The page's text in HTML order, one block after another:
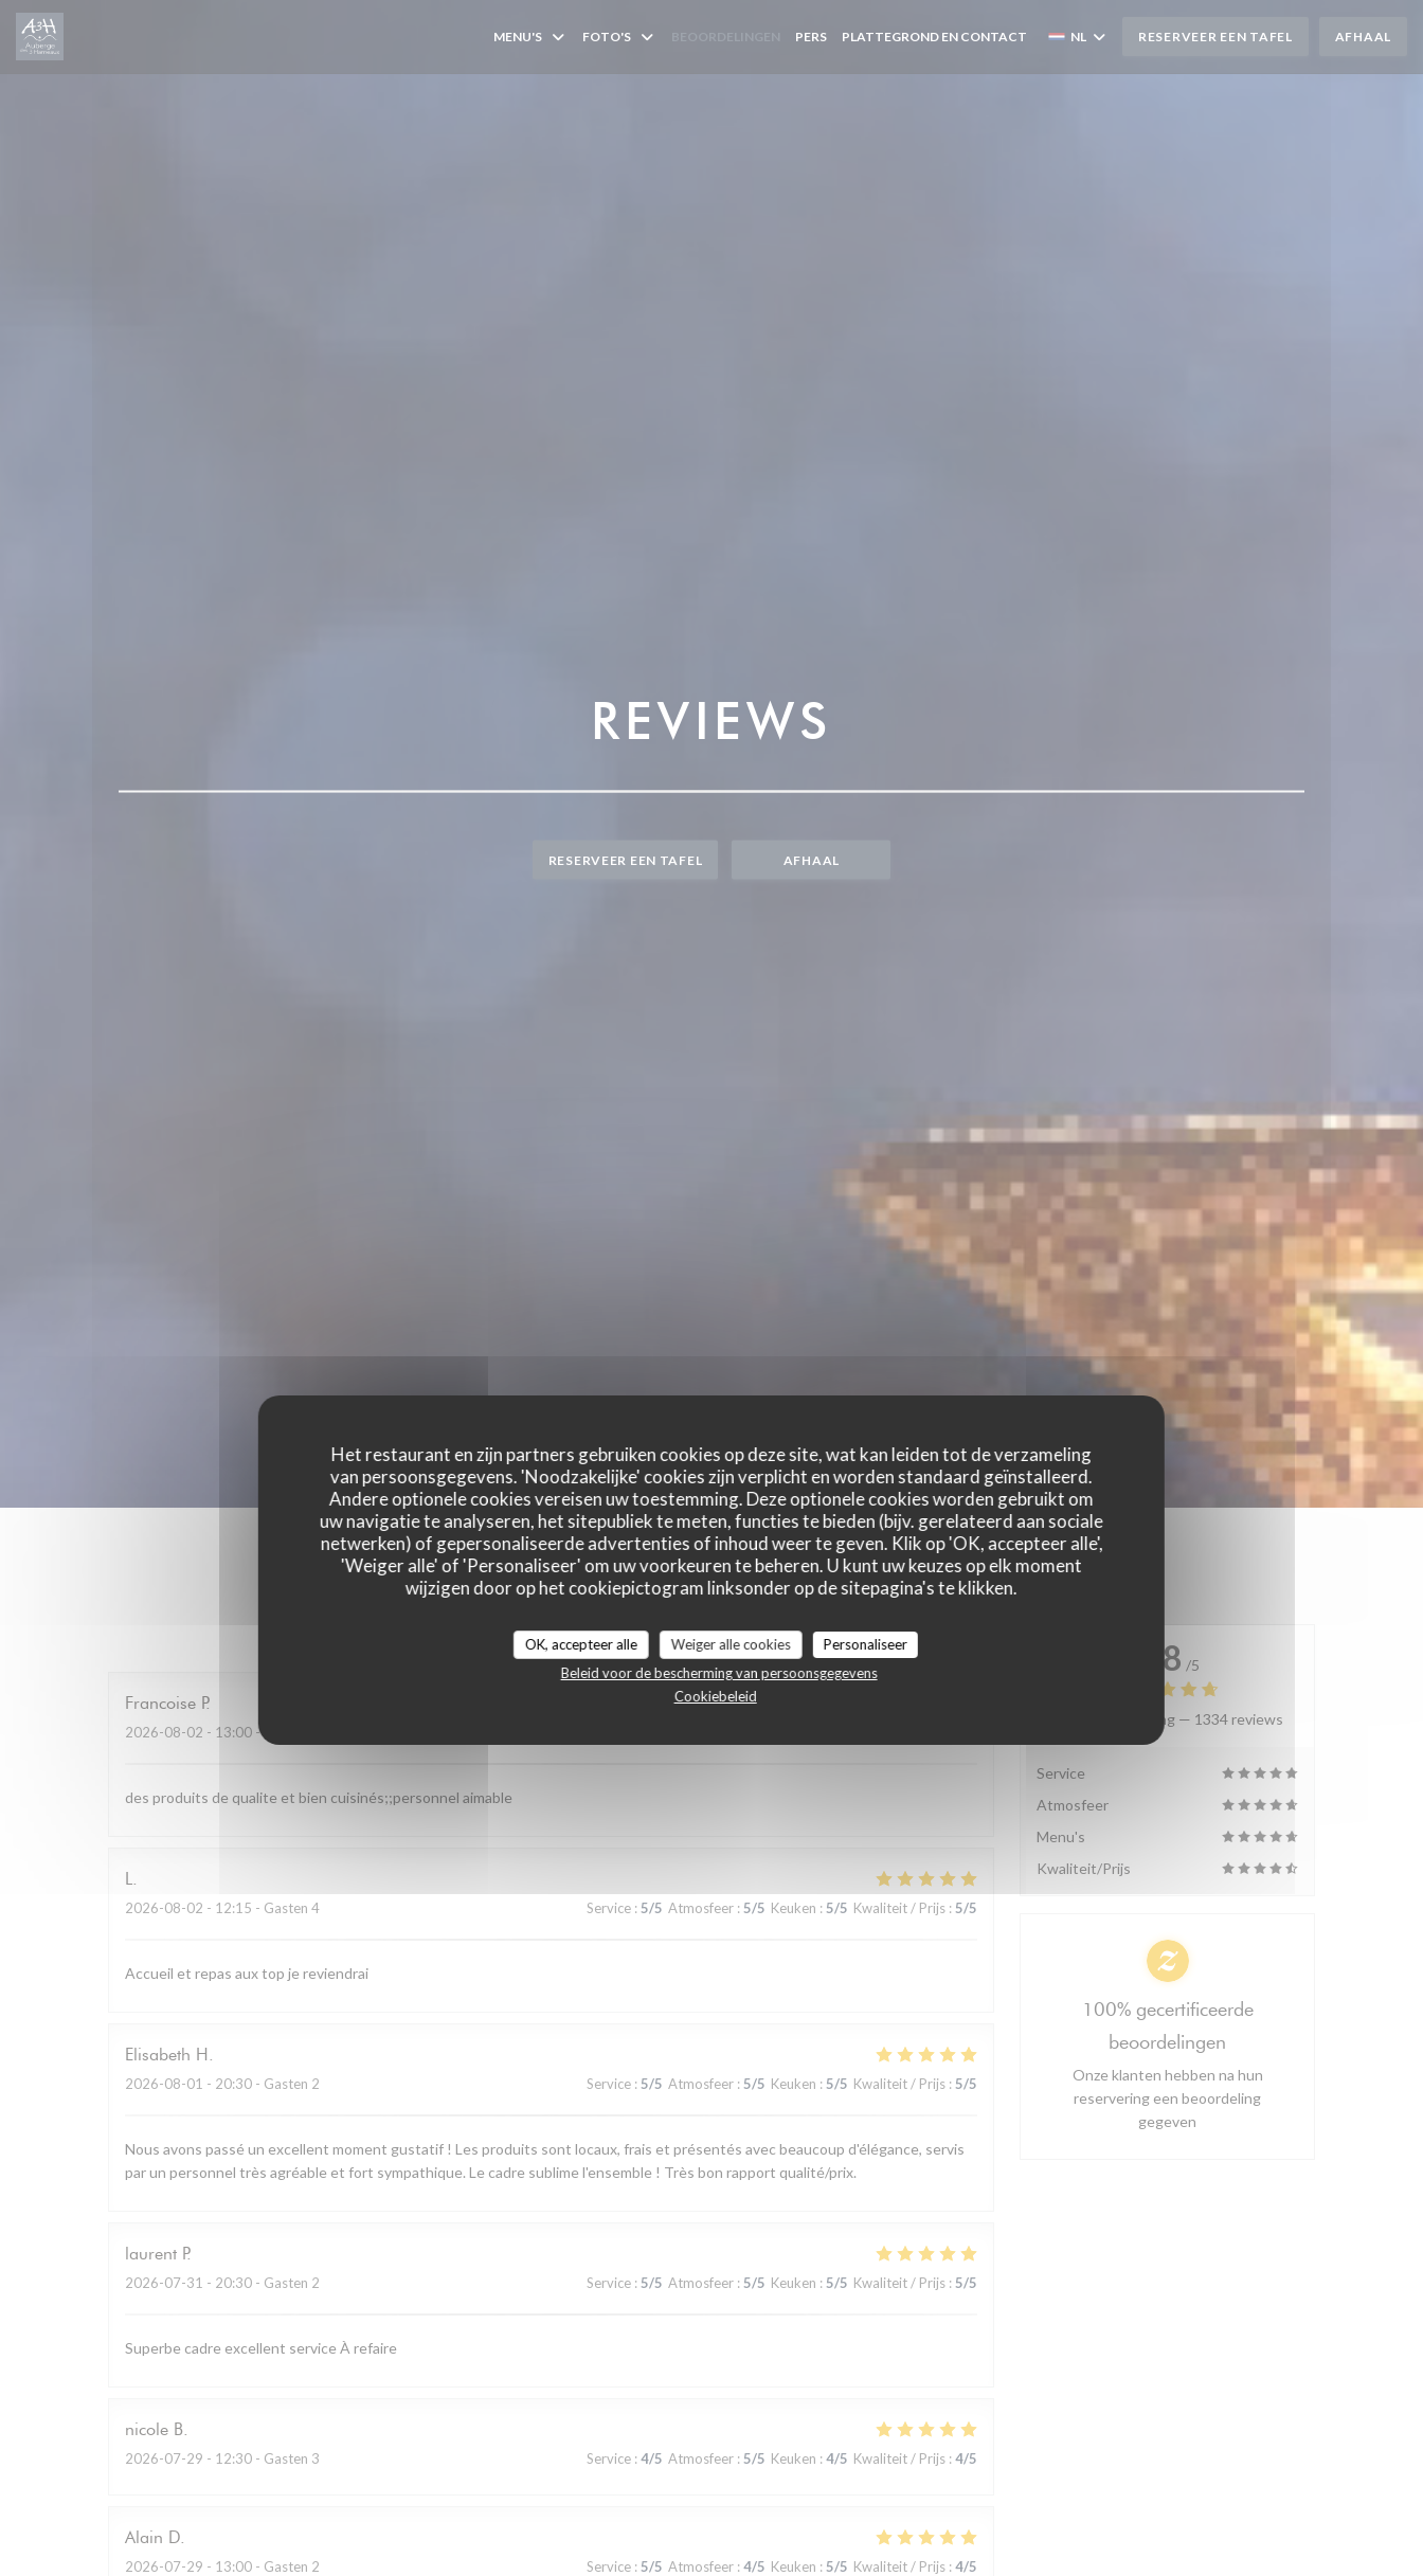
Cookies beheer paneel
Het restaurant en zijn partners gebruiken cookies op deze site, wat kan leiden tot de verzameling
van persoonsgegevens. 'Noodzakelijke' cookies zijn verplicht en worden standaard geïnstalleerd.
Andere optionele cookies vereisen uw toestemming. Deze optionele cookies worden gebruikt om
uw navigatie te analyseren, het sitepubliek te meten, functies te bieden (bijv. gerelateerd aan sociale
netwerken) of gepersonaliseerde advertenties of inhoud weer te geven. Klik op 'OK, accepteer alle',
'Weiger alle' of 'Personaliseer' om uw voorkeuren te beheren. U kunt uw keuzes op elk moment
wijzigen door op het cookiepictogram linksonder op de sitepagina's te klikken.
OK, accepteer alle Weiger alle cookies
Personaliseer
Beleid voor de bescherming van persoonsgegevens
Cookiebeleid
MENU'S FOTO'S PERS PLATTEGROND EN CONTACT NL RESERVEER EEN TAFEL AFHAAL
REVIEWS
RESERVEER EEN TAFEL AFHAAL
Francoise P
2026-08-02 - 13:00 - Gasten 4
des produits de qualite et bien cuisinés;;personnel aimable
L
2026-08-02 - 12:15 - Gasten 4 Service : 5/5 Atmosfeer : 5/5 Keuken : 5/5 Kwaliteit / Prijs : 5/5
Accueil et repas aux top je reviendrai
Elisabeth H
2026-08-01 - 20:30 - Gasten 2 Service : 5/5 Atmosfeer : 5/5 Keuken : 5/5 Kwaliteit / Prijs : 5/5
Nous avons passé un excellent moment gustatif ! Les produits sont locaux, frais et présentés avec beaucoup d'élégance, servis
par un personnel très agréable et fort sympathique. Le cadre sublime l'ensemble ! Très bon rapport qualité/prix.
laurent P
2026-07-31 - 20:30 - Gasten 2 Service : 5/5 Atmosfeer : 5/5 Keuken : 5/5 Kwaliteit / Prijs : 5/5
Superbe cadre excellent service À refaire
nicole B
2026-07-29 - 12:30 - Gasten 3 Service : 4/5 Atmosfeer : 5/5 Keuken : 4/5 Kwaliteit / Prijs : 4/5
Alain D
2026-07-29 - 13:00 - Gasten 2 Service : 5/5 Atmosfeer : 4/5 Keuken : 5/5 Kwaliteit / Prijs : 4/5
4.8 /5
Gemiddelde rating — 1334 reviews
Service
Atmosfeer
Menu's
Kwaliteit/Prijs
100% gecertificeerde
beoordelingen
Onze klanten hebben na hun
reservering een beoordeling
gegeven